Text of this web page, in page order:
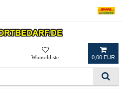
0,00 EUR